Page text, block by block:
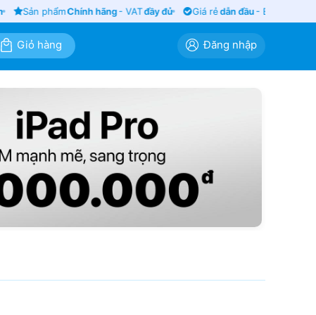
Sản phẩmChính hãng- VATđầy đủ Giá rẻdẫn đầu- Bảo hành
Giỏ hàng Đăng nhập